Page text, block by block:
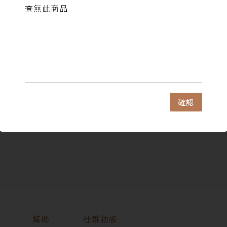
查無此商品
確認
幫助 社群動態